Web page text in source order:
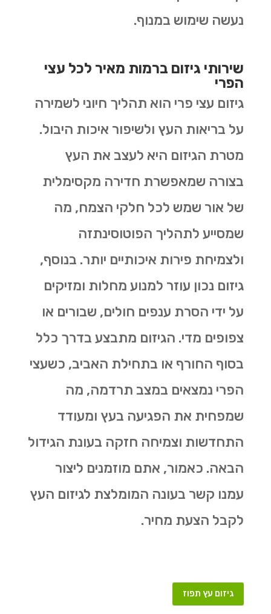
נעשה שימוש במנוף.
שירותי גיזום ברמות מאיר לכל עצי
הפרי
גיזום עצי פרי הוא תהליך חיוני לשמירה
על בריאות העץ ולשיפור איכות היבול.
מטרת הגיזום היא לעצב את העץ
בצורה שמאפשרת חדירה מקסימלית
של אור שמש לכל חלקי הצמח, מה
שמסייע לתהליך הפוטוסינתזה
ולצמיחת פירות איכותיים יותר. בנוסף,
גיזום נכון עוזר למנוע מחלות ומזיקים
על ידי הסרת ענפים חולים, שבורים או
צפופים מדי. הגיזום מתבצע בדרך כלל
בסוף החורף או בתחילת האביב, כשעצי
הפרי נמצאים במצב תרדמה, מה
שמפחית את הפגיעה בעץ ומעודד
התחדשות וצמיחה חזקה בעונת הגידול
הבאה. כאמור, אתם מוזמנים ליצור
עמנו קשר בעונה המומלצת לגיזום העץ
לקבל הצעת מחיר.
גיזום עץ תפוז